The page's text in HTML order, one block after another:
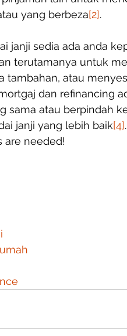
yang berbeza[2].
janji sedia ada anda
terutamanya untuk
tambahan, atau
dan refinancing
sama atau berpindah
janji yang lebih baik[4].
are needed!